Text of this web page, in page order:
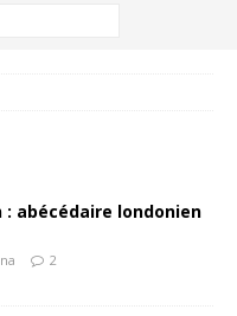
: abécédaire londonien
2